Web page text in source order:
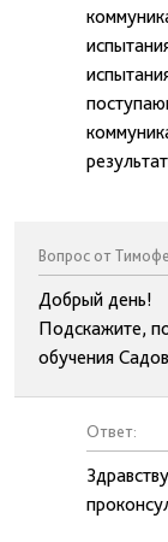
Вопрос от
Добрый день!
Подскажите,
обучения
Ответ: